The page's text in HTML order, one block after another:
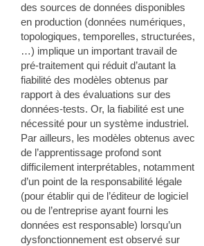
des sources de données disponibles
en production (données numériques,
topologiques, temporelles, structurées,
…) implique un important travail de
pré-traitement qui réduit d’autant la
fiabilité des modèles obtenus par
rapport à des évaluations sur des
données-tests. Or, la fiabilité est une
nécessité pour un système industriel.
Par ailleurs, les modèles obtenus avec
de l’apprentissage profond sont
difficilement interprétables, notamment
d’un point de la responsabilité légale
(pour établir qui de l’éditeur de logiciel
ou de l’entreprise ayant fourni les
données est responsable) lorsqu’un
dysfonctionnement est observé sur